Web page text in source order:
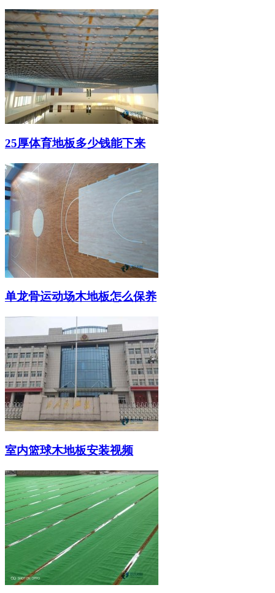
25厚体育地板多少钱能下来
单龙骨运动场木地板怎么保养
室内篮球木地板安装视频